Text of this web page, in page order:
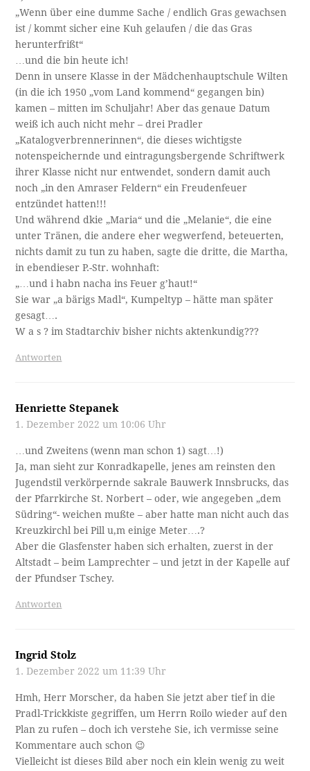
„Wenn über eine dumme Sache / endlich Gras gewachsen
ist / kommt sicher eine Kuh gelaufen / die das Gras
herunterfrißt“
…und die bin heute ich!
Denn in unsere Klasse in der Mädchenhauptschule Wilten
(in die ich 1950 „vom Land kommend“ gegangen bin)
kamen – mitten im Schuljahr! Aber das genaue Datum
weiß ich auch nicht mehr – drei Pradler
„Katalogverbrennerinnen“, die dieses wichtigste
notenspeichernde und eintragungsbergende Schriftwerk
ihrer Klasse nicht nur entwendet, sondern damit auch
noch „in den Amraser Feldern“ ein Freudenfeuer
entzündet hatten!!!
Und während dkie „Maria“ und die „Melanie“, die eine
unter Tränen, die andere eher wegwerfend, beteuerten,
nichts damit zu tun zu haben, sagte die dritte, die Martha,
in ebendieser P.-Str. wohnhaft:
„…und i habn nacha ins Feuer g’haut!“
Sie war „a bärigs Madl“, Kumpeltyp – hätte man später
gesagt….
W a s ? im Stadtarchiv bisher nichts aktenkundig???
Antworten
Henriette Stepanek
1. Dezember 2022 um 10:06 Uhr
…und Zweitens (wenn man schon 1) sagt…!)
Ja, man sieht zur Konradkapelle, jenes am reinsten den
Jugendstil verkörpernde sakrale Bauwerk Innsbrucks, das
der Pfarrkirche St. Norbert – oder, wie angegeben „dem
Südring“- weichen mußte – aber hatte man nicht auch das
Kreuzkirchl bei Pill u,m einige Meter….?
Aber die Glasfenster haben sich erhalten, zuerst in der
Altstadt – beim Lamprechter – und jetzt in der Kapelle auf
der Pfundser Tschey.
Antworten
Ingrid Stolz
1. Dezember 2022 um 11:39 Uhr
Hmh, Herr Morscher, da haben Sie jetzt aber tief in die
Pradl-Trickkiste gegriffen, um Herrn Roilo wieder auf den
Plan zu rufen – doch ich verstehe Sie, ich vermisse seine
Kommentare auch schon 😉
Vielleicht ist dieses Bild aber noch ein klein wenig zu weit